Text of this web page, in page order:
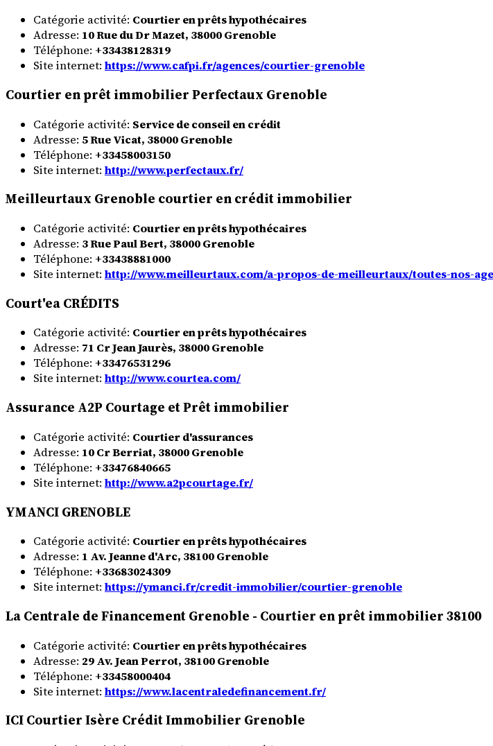
Catégorie activité: Courtier en prêts hypothécaires
Adresse: 10 Rue du Dr Mazet, 38000 Grenoble
Téléphone: +33438128319
Site internet: https://www.cafpi.fr/agences/courtier-grenoble
Courtier en prêt immobilier Perfectaux Grenoble
Catégorie activité: Service de conseil en crédit
Adresse: 5 Rue Vicat, 38000 Grenoble
Téléphone: +33458003150
Site internet: http://www.perfectaux.fr/
Meilleurtaux Grenoble courtier en crédit immobilier
Catégorie activité: Courtier en prêts hypothécaires
Adresse: 3 Rue Paul Bert, 38000 Grenoble
Téléphone: +33438881000
Site internet: http://www.meilleurtaux.com/a-propos-de-meilleurtaux/toutes-nos-
Court'ea CRÉDITS
Catégorie activité: Courtier en prêts hypothécaires
Adresse: 71 Cr Jean Jaurès, 38000 Grenoble
Téléphone: +33476531296
Site internet: http://www.courtea.com/
Assurance A2P Courtage et Prêt immobilier
Catégorie activité: Courtier d'assurances
Adresse: 10 Cr Berriat, 38000 Grenoble
Téléphone: +33476840665
Site internet: http://www.a2pcourtage.fr/
YMANCI GRENOBLE
Catégorie activité: Courtier en prêts hypothécaires
Adresse: 1 Av. Jeanne d'Arc, 38100 Grenoble
Téléphone: +33683024309
Site internet: https://ymanci.fr/credit-immobilier/courtier-grenoble
La Centrale de Financement Grenoble - Courtier en prêt immobilier 38100
Catégorie activité: Courtier en prêts hypothécaires
Adresse: 29 Av. Jean Perrot, 38100 Grenoble
Téléphone: +33458000404
Site internet: https://www.lacentraledefinancement.fr/
ICI Courtier Isère Crédit Immobilier Grenoble